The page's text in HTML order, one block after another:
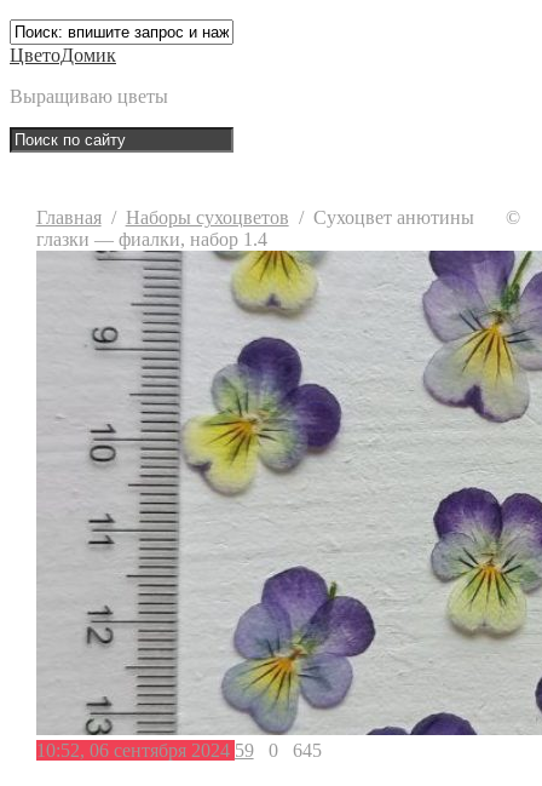
ЦветоДомик
Выращиваю цветы
Главная/ Наборы сухоцветов / Сухоцвет анютины
глазки — фиалки, набор 1.4
10:52, 06 сентября 2024 59 0 645
©